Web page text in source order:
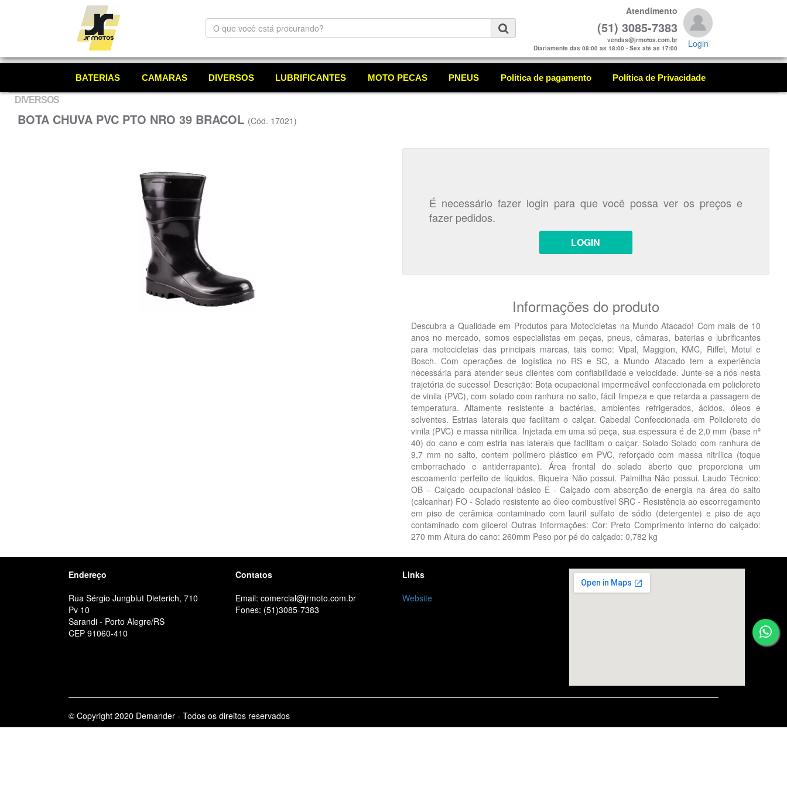
O
que
está
Atendimento
(51) 3085-7383
vendas@jrmotos.com.br
Diariamente das 08:00 as 18:00 - Sex até as 17:00
Login
BATERIAS CAMARAS DIVERSOS LUBRIFICANTES MOTO PECAS PNEUS Politica de pagamento Política de Privacidade
DIVERSOS
BOTA CHUVA PVC PTO NRO 39 BRACOL (Cód. 17021)
É necessário fazer login para que você possa ver os preços e
fazer pedidos.
LOGIN
Informações do produto
Descubra a Qualidade em Produtos para Motocicletas na Mundo Atacado! Com mais de 10
anos no mercado, somos especialistas em peças, pneus, câmaras, baterias e lubrificantes
para motocicletas das principais marcas, tais como: Vipal, Maggion, KMC, Riffel, Motul e
Bosch. Com operações de logística no RS e SC, a Mundo Atacado tem a experiência
necessária para atender seus clientes com confiabilidade e velocidade. Junte-se a nós nesta
trajetória de sucesso! Descrição: Bota ocupacional impermeável confeccionada em policloreto
de vinila (PVC), com solado com ranhura no salto, fácil limpeza e que retarda a passagem de
temperatura. Altamente resistente a bactérias, ambientes refrigerados, ácidos, óleos e
solventes. Estrias laterais que facilitam o calçar. Cabedal Confeccionada em Policloreto de
vinila (PVC) e massa nitrílica. Injetada em uma só peça, sua espessura é de 2,0 mm (base nº
40) do cano e com estria nas laterais que facilitam o calçar. Solado Solado com ranhura de
9,7 mm no salto, contem polímero plástico em PVC, reforçado com massa nitrílica (toque
emborrachado e antiderrapante). Área frontal do solado aberto que proporciona um
escoamento perfeito de líquidos. Biqueira Não possui. Palmilha Não possui. Laudo Técnico:
OB – Calçado ocupacional básico E - Calçado com absorção de energia na área do salto
(calcanhar) FO - Solado resistente ao óleo combustível SRC - Resistência ao escorregamento
em piso de cerâmica contaminado com lauril sulfato de sódio (detergente) e piso de aço
contaminado com glicerol Outras Informações: Cor: Preto Comprimento interno do calçado:
270 mm Altura do cano: 260mm Peso por pé do calçado: 0,782 kg
Endereço
Rua Sérgio Jungblut Dieterich, 710
Pv 10
Sarandi - Porto Alegre/RS
CEP 91060-410
Contatos
Email: comercial@jrmoto.com.br
Fones: (51)3085-7383
Links
Website
© Copyright 2020 Demander - Todos os direitos reservados